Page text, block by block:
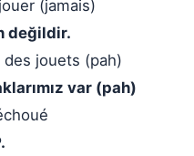
(jamais)
değildir.
jouets (pah)
var (pah)